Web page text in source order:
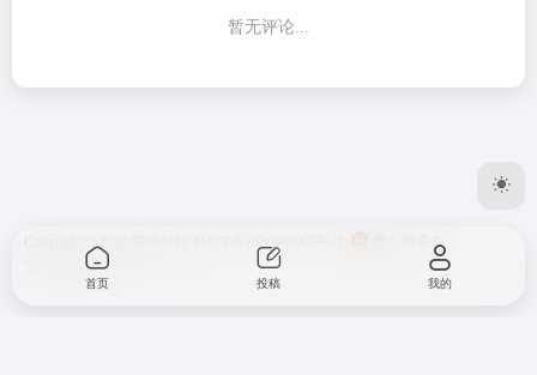
暂无评论...
贵公网安备
52262302000146号
首页 投稿 我的